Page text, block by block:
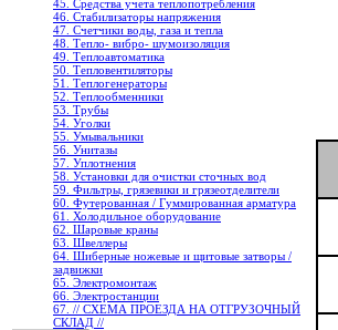
45. Средства учета теплопотребления
46. Стабилизаторы напряжения
47. Счетчики воды, газа и тепла
48. Тепло- вибро- шумоизоляция
49. Теплоавтоматика
50. Тепловентиляторы
51. Теплогенераторы
52. Теплообменники
53. Трубы
54. Уголки
55. Умывальники
56. Унитазы
57. Уплотнения
58. Установки для очистки сточных вод
59. Фильтры, грязевики и грязеотделители
60. Футерованная / Гуммированная арматура
61. Холодильное oборудование
62. Шаровые краны
63. Швеллеры
64. Шиберные ножевые и щитовые затворы /
задвижки
65. Электромонтаж
66. Электростанции
67. // СХЕМА ПРОЕЗДА НА ОТГРУЗОЧНЫЙ
СКЛАД //